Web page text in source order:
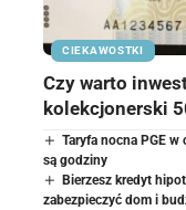
CIEKAWOSTKI
Czy warto
kolekcjonerski
Taryfa nocna PGE
są godziny
Bierzesz kredyt
zabezpieczyć dom i